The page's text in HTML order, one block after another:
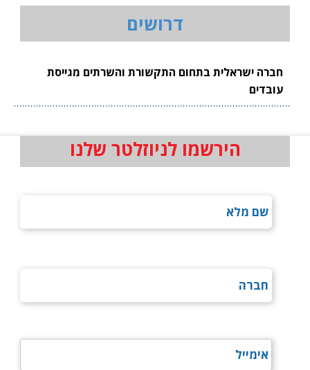
דרושים
חברה ישראלית בתחום התקשורת והשרתים מגייסת
עובדים
הירשמו לניוזלטר שלנו